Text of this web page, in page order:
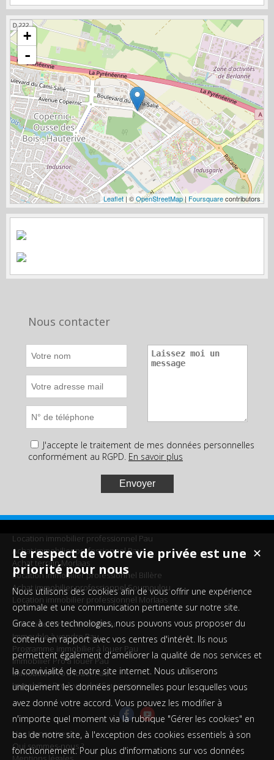
+
-
Leaflet | ©OpenStreetMap| Foursquarecontributors
Nous contacter
J'accepte le traitement de mes données personnelles
conformément au RGPD. En savoir plus
Location immobilier professionnel Pau
Achat immobilier professionnel Pau
Achat terrain Morlaas
Location immobilier professionnel Billère
Achat immobilier professionnel Soumoulou
Location immobilier professionnel Morlaas
Immobilier Pro à vendre Pau
Immeuble à vendre Pau
Programme immobilier à louer Pau
Immobilier Pro à louer Pau
Immobilier Pro à louer Pau
Immobilier Pro à vendre Sauvagnon
Nos Honoraires
Qui sommes-nous ?
✕
Le respect de votre vie privée est une
priorité pour nous
Nous utilisons des cookies afin de vous offrir une expérience
optimale et une communication pertinente sur notre site.
Grace à ces technologies, nous pouvons vous proposer du
contenu en rapport avec vos centres d'intérêt. Ils nous
permettent également d'améliorer la qualité de nos services et
la convivialité de notre site internet. Nous utiliserons
uniquement les données personnelles pour lesquelles vous
avez donné votre accord. Vous pouvez les modifier à
n'importe quel moment via la rubrique "Gérer les cookies" en
bas de notre site, à l'exception des cookies essentiels à son
fonctionnement. Pour plus d'informations sur vos données